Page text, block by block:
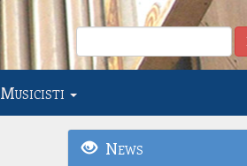
Musicisti
News